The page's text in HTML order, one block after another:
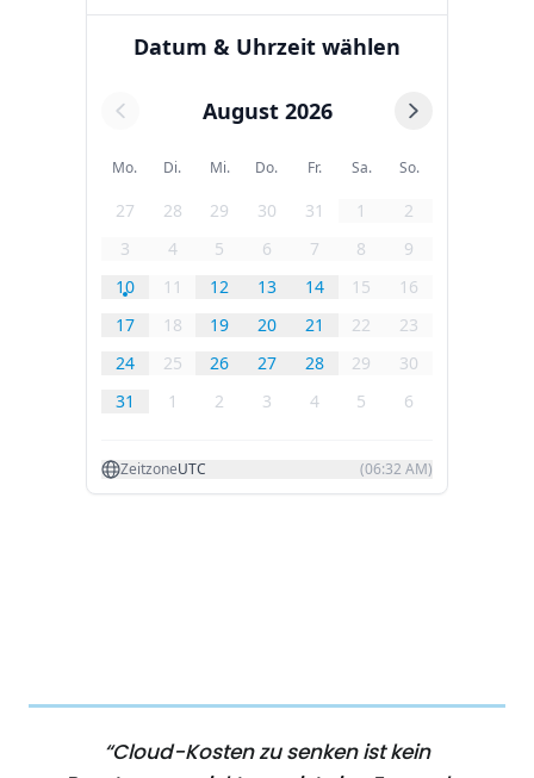
“Cloud-Kosten zu senken ist kein